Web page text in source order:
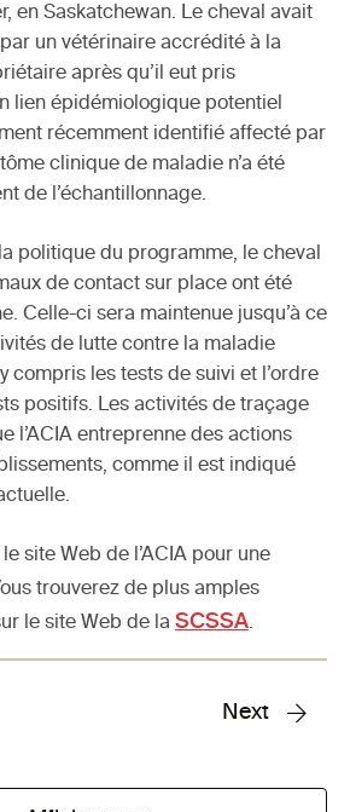
en Saskatchewan. Le cheval avait
un vétérinaire accrédité à la
après qu’il eut pris
lien épidémiologique potentiel
récemment identifié affecté par
clinique de maladie n’a été
de l’échantillonnage.
politique du programme, le cheval
de contact sur place ont été
Celle-ci sera maintenue jusqu’à ce
de lutte contre la maladie
compris les tests de suivi et l’ordre
positifs. Les activités de traçage
l’ACIA entreprenne des actions
comme il est indiqué
site Web de l’ACIA pour une
trouverez de plus amples
le site Web de la SCSSA.
Next